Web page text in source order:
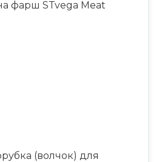
(волчок) для